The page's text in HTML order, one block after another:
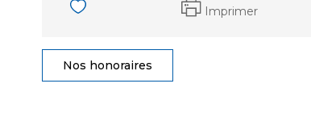
Imprimer
Nos honoraires